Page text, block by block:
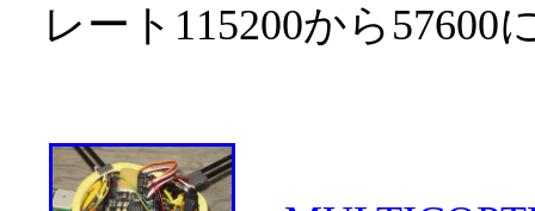
レート115200から57600